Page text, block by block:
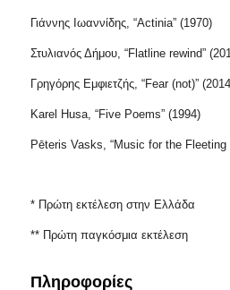
Γιάννης Ιωαννίδης, “Actinia” (1970)
Στυλιανός Δήμου, “Flatline rewind”
Γρηγόρης Εμφιετζής, “Fear(not)”
Karel Husa, “Five Poems” (1994)
Pēteris Vasks , “Music for the Fleeting
* Πρώτη εκτέλεση στην Ελλάδα
** Πρώτη παγκόσμια εκτέλεση
Πληροφορίες